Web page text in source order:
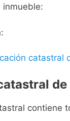
catastral
contiene